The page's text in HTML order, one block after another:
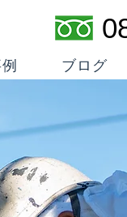
ブログ